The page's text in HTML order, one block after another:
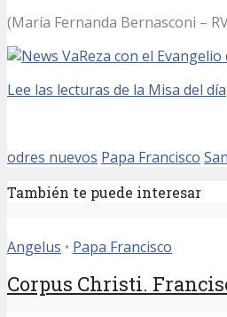
(María Fernanda Bernasconi –
Reza con el Evangelio
Lee las lecturas de la Misa del día
odres nuevos Papa Francisco
También te puede interesar
Angelus • Papa Francisco
Corpus Christi.